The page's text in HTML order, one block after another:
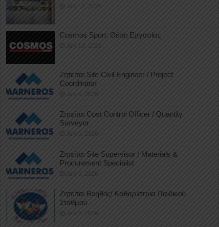
July 12, 2026
Cosmos Sport: Θέση Εργασίας
July 10, 2026
Ζητείται Site Civil Engineer / Project
Coordinator
July 9, 2026
Ζητείται Cost Control Officer / Quantity
Surveyor
July 9, 2026
Ζητείται Site Supervisor / Materials &
Procurement Specialist
July 9, 2026
Ζητείται Βοηθός/ Καθαρίστρια Παιδικού
Σταθμού
July 8, 2026